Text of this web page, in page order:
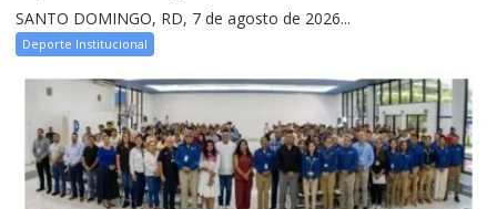
SANTO DOMINGO, RD, 7 de agosto de 2026...
Deporte Institucional